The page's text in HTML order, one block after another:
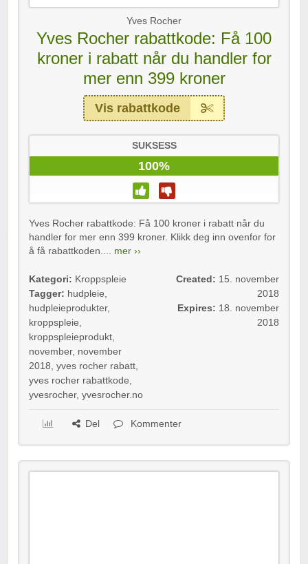
Yves Rocher
Yves Rocher rabattkode: Få 100
kroner i rabatt når du handler for
mer enn 399 kroner
Vis rabattkode
SUKSESS
100%
Yves Rocher rabattkode: Få 100 kroner i rabatt når du
handler for mer enn 399 kroner. Klikk deg inn ovenfor for
å få rabattkoden.... mer ››
Kategori: Kroppspleie
Tagger: hudpleie,
hudpleieprodukter,
kroppspleie,
kroppspleieprodukt,
november, november
2018, yves rocher rabatt,
yves rocher rabattkode,
yvesrocher, yvesrocher.no
Created: 15. november
2018
Expires: 18. november
2018
Del Kommenter